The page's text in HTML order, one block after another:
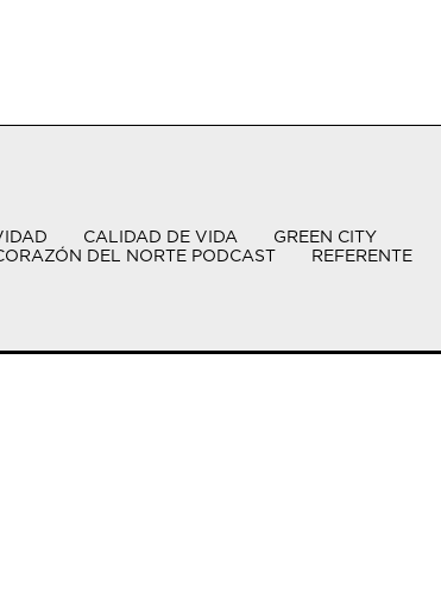
CALIDAD DE VIDA
GREEN CITY
DEL NORTE PODCAST REFERENTE